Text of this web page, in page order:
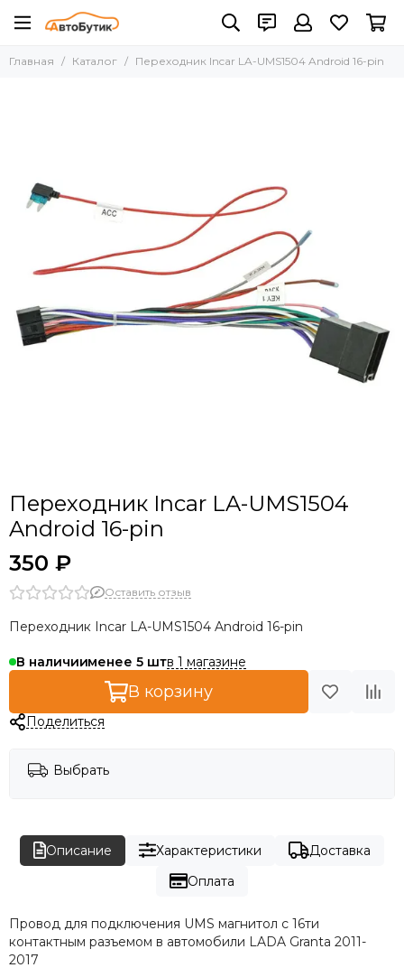
Главная Каталог Переходник Incar LA-UMS1504 Android 16-pin
Переходник Incar LA-UMS1504
Android 16-pin
350 ₽
Оставить отзыв
Переходник Incar LA-UMS1504 Android 16-pin
В наличиименее 5 в 1 магазине
В корзину
Поделиться
Выбрать
Описание Характеристики
Доставка
Оплата
Провод для подключения UMS магнитол с 16ти
контактным разъемом в автомобили LADA Granta 2011-
2017